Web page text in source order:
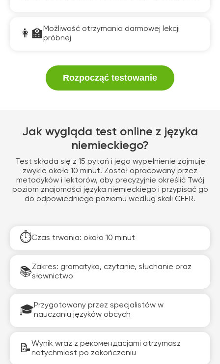
Możliwość otrzymania darmowej lekcji
próbnej
Rozpocząć testowanie
Jak wygląda test online z języka
niemieckiego?
Test składa się z 15 pytań i jego wypełnienie zajmuje
zwykle około 10 minut. Został opracowany przez
metodyków i lektorów, aby precyzyjnie określić Twój
poziom znajomości języka niemieckiego i przypisać go
do odpowiedniego poziomu według skali CEFR.
Czas trwania: około 10 minut
Zakres: gramatyka, czytanie, słuchanie oraz
słownictwo
Przygotowany przez specjalistów w
nauczaniu języków obcych
Wynik wraz z рекомендаcjami otrzymasz
natychmiast po zakończeniu